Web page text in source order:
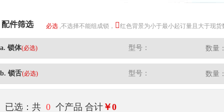
配件筛选 必选 ,不选择不能组成锁， 红色背景为小于最小起订量且大于现
a. 锁体(必选) 型号： 数量
b. 锁舌(必选) 型号： 数量
已选：共 0 个产品 合计 ￥0